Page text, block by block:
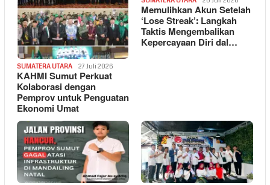
SUMATERA UTARA 27 Juli 2026
KAHMI Sumut Perkuat
Kolaborasi dengan
Pemprov untuk Penguatan
Ekonomi Umat
Memulihkan Akun Setelah
‘Lose Streak’: Langkah
Taktis Mengembalikan
Kepercayaan Diri dal…